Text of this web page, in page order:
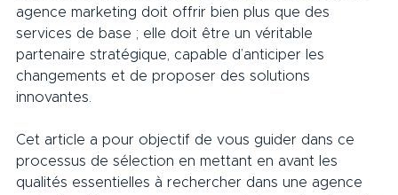
agence marketing doit offrir bien plus que des
services de base ; elle doit être un véritable
partenaire stratégique, capable d’anticiper les
changements et de proposer des solutions
innovantes.
Cet article a pour objectif de vous guider dans ce
processus de sélection en mettant en avant les
qualités essentielles à rechercher dans une agence